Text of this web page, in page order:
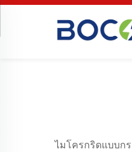
ไมโครกริดแบบก